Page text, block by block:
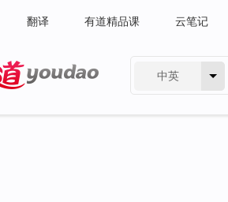
翻译 有道精品课 云笔记
中英